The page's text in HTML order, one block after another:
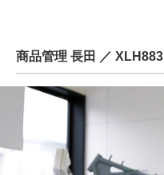
商品管理 長田 ／ XLH883